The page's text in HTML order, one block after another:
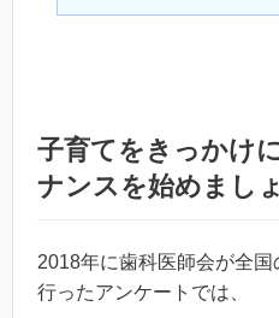
子育てをきっかけ
ナンスを始めまし
2018年に歯科医師会が全
行ったアンケートでは、